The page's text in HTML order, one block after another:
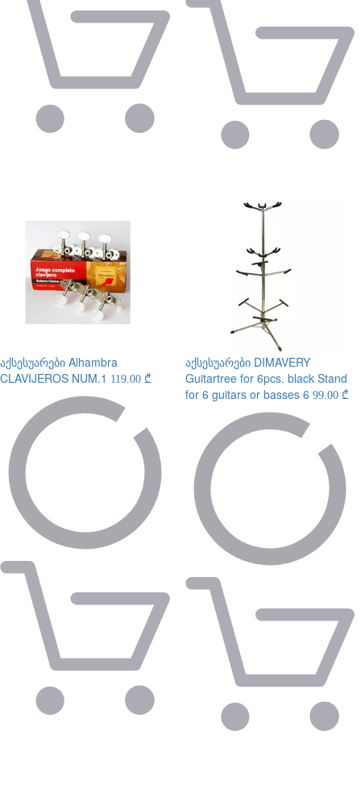
აქსესუარები Alhambra
CLAVIJEROS NUM.1 119.00 ₾
აქსესუარები DIMAVERY
Guitartree for 6pcs. black Stand
for 6 guitars or basses 6 99.00 ₾